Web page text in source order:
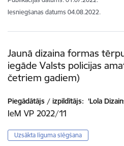
Iesniegšanas datums 04.08.2022.
Jaunā dizaina formas
iegāde Valsts policijas
četriem gadiem)
Piegādātājs / izpildītājs: 'Lola
IeM VP 2022/11
Uzsākta līguma slēgšana